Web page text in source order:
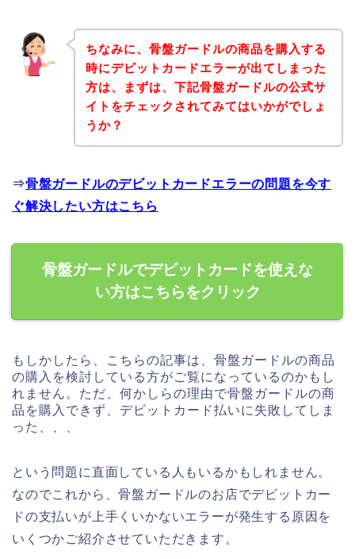
ちなみに、骨盤ガードルの商品を購入する
時にデビットカードエラーが出てしまった
方は、まずは、下記骨盤ガードルの公式サ
イトをチェックされてみてはいかがでしょ
うか？
⇒骨盤ガードルのデビットカードエラーの問題を今す
ぐ解決したい方はこちら
骨盤ガードルでデビットカードを使えな
い方はこちらをクリック
もしかしたら、こちらの記事は、骨盤ガードルの商品
の購入を検討している方がご覧になっているのかもし
れません。ただ、何かしらの理由で骨盤ガードルの商
品を購入できず、デビットカード払いに失敗してしま
った、、、
という問題に直面している人もいるかもしれません。
なのでこれから、骨盤ガードルのお店でデビットカー
ドの支払いが上手くいかないエラーが発生する原因を
いくつかご紹介させていただきます。